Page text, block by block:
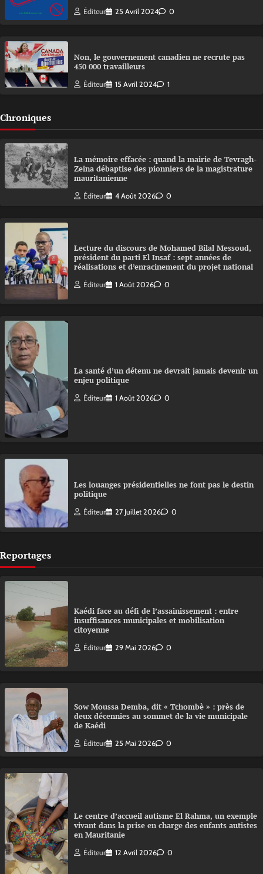
Éditeur 25 Avril 2024 0
Non, le gouvernement canadien ne recrute pas
450 000 travailleurs
Éditeur 15 Avril 2024 1
Chroniques
La mémoire effacée : quand la mairie de Tevragh-
Zeina débaptise des pionniers de la magistrature
mauritanienne
Éditeur 4 Août 2026 0
Lecture du discours de Mohamed Bilal Messoud,
président du parti El Insaf : sept années de
réalisations et d’enracinement du projet national
Éditeur 1 Août 2026 0
La santé d’un détenu ne devrait jamais devenir un
enjeu politique
Éditeur 1 Août 2026 0
Les louanges présidentielles ne font pas le destin
politique
Éditeur 27 Juillet 2026 0
Reportages
Kaédi face au défi de l’assainissement : entre
insuffisances municipales et mobilisation
citoyenne
Éditeur 29 Mai 2026 0
Sow Moussa Demba, dit « Tchombè » : près de
deux décennies au sommet de la vie municipale
de Kaédi
Éditeur 25 Mai 2026 0
Le centre d’accueil autisme El Rahma, un exemple
vivant dans la prise en charge des enfants autistes
en Mauritanie
Éditeur 12 Avril 2026 0